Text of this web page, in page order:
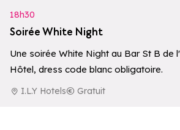
18h30
Soirée White Night
Une soirée White Night au Bar St B de
Hôtel, dress code blanc obligatoire.
I.L.Y Hotels Gratuit